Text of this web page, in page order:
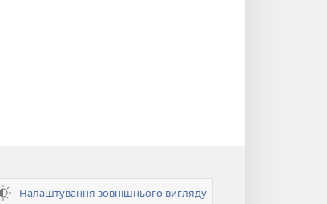
Налаштування зовнішнього вигляду